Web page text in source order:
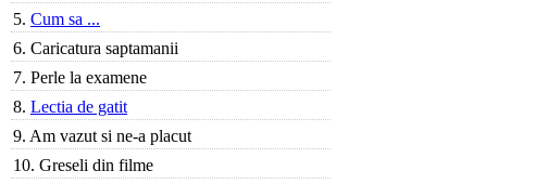
5. Cum sa ...
6. Caricatura saptamanii
7. Perle la examene
8. Lectia de gatit
9. Am vazut si ne-a placut
10. Greseli din filme